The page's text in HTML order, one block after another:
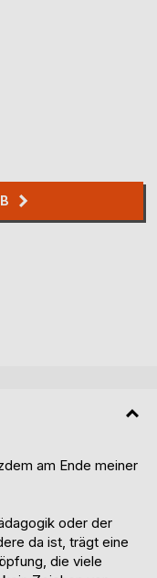
am Ende meiner
oder der
da ist, trägt eine
die viele